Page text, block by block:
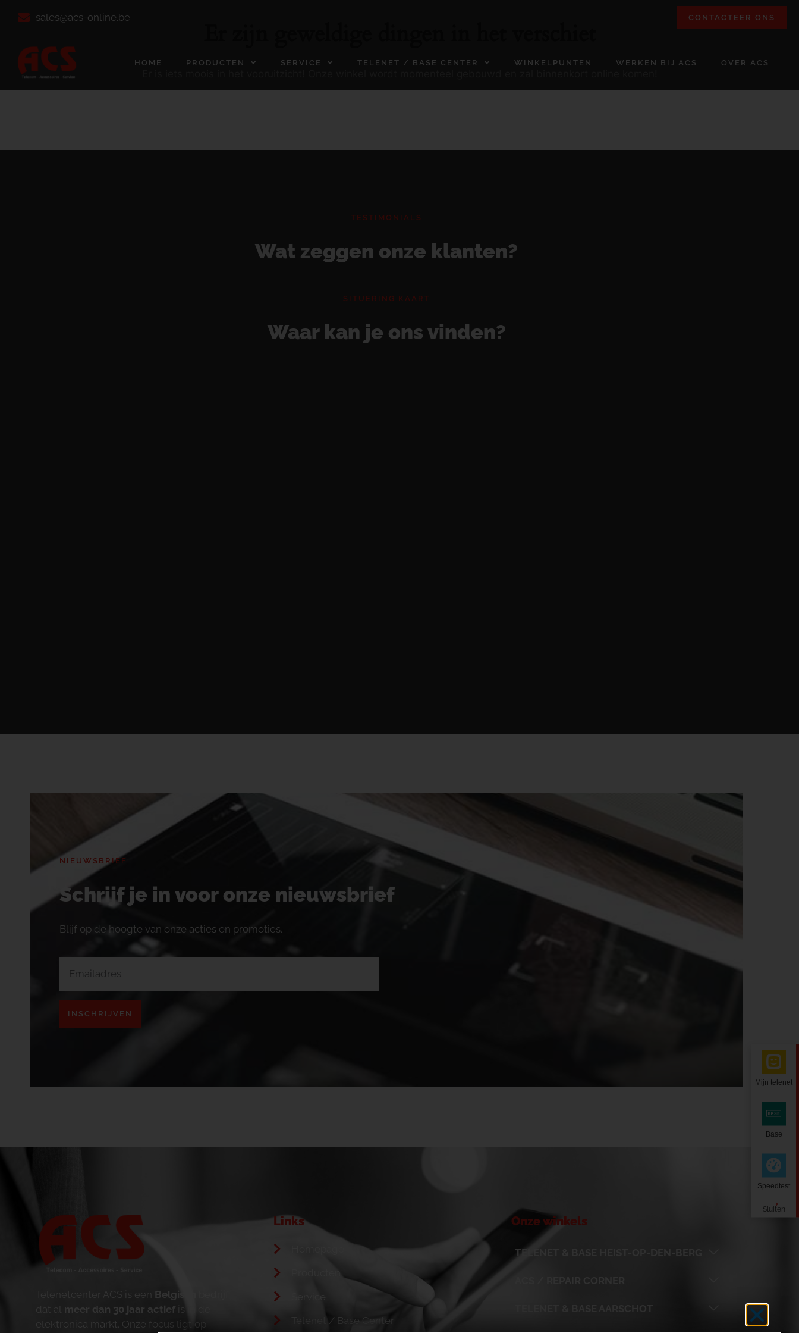
sales@acs-online.be CONTACTEER ONS
HOME PRODUCTEN SERVICE TELENET / BASE CENTER WINKELPUNTEN WERKEN BIJ ACS OVER ACS
TESTIMONIALS
Wat zeggen onze klanten?
SITUERING KAART
Waar kan je ons vinden?
NIEUWSBRIEF
Schrijf je in voor onze nieuwsbrief
Blijf op de hoogte van onze acties en promoties.
INSCHRIJVEN
Telenetcenter ACS is een Belgisch
dat al meer dan 30 jaar actief is in de
elektronica markt. Onze focus ligt op
Links
Telenet / Base Center
Onze winkels
TELENET & BASE HEIST-OP-DEN-BERG
Mijn telenet
Base
Speedtest